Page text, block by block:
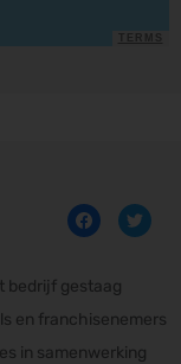
bedrijf gestaag
en franchisenemers
in samenwerking